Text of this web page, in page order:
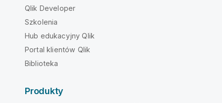
Qlik Developer
Szkolenia
Hub edukacyjny Qlik
Portal klientów Qlik
Biblioteka
Produkty